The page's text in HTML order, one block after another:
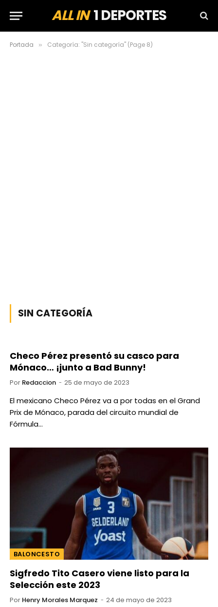
ALL IN1 DEPORTES
Portada » Categoría: "Sin categoría" (Page 8)
SIN CATEGORÍA
Checo Pérez presentó su casco para
Mónaco… ¡junto a Bad Bunny!
Por Redaccion 25 de mayo de 2023
El mexicano Checo Pérez va a por todas en el Grand
Prix de Mónaco, parada del circuito mundial de
Fórmula…
BALONCESTO
Sigfredo Tito Casero viene listo para la
Selección este 2023
Por Henry Morales Marquez 24 de mayo de 2023